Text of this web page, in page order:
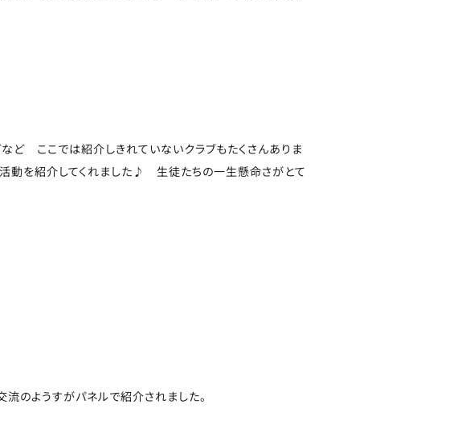
ど ここでは紹介しきれていないクラブもたくさんありま
動を紹介してくれました♪ 生徒たちの一生懸命さがとて
のようすがパネルで紹介されました。